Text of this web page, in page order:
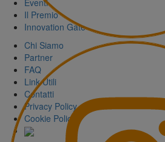
Eventi
Il Premio
Innovation Gate
Chi Siamo
Partner
FAQ
Link Utili
Contatti
Privacy Policy
Cookie Policy